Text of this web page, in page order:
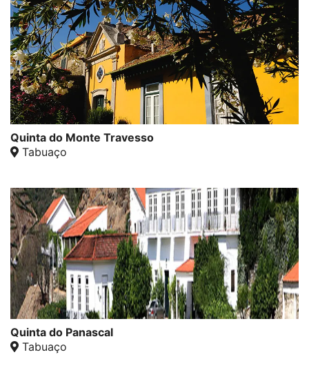
Quinta do Monte Travesso
Tabuaço
Quinta do Panascal
Tabuaço